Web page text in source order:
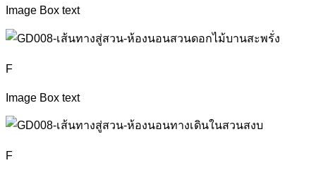
Image Box text
F
Image Box text
F